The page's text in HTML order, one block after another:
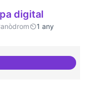
digital
1 any
de DDHH i capa